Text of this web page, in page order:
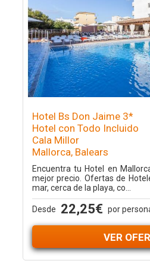
Hotel Bs Don Jaime 3*
Hotel con Todo Incluido
Cala Millor
Mallorca, Balears
Encuentra tu Hotel en
mejor precio. Ofertas de
mar, cerca de la playa, co...
Desde 22,25€ por
VER